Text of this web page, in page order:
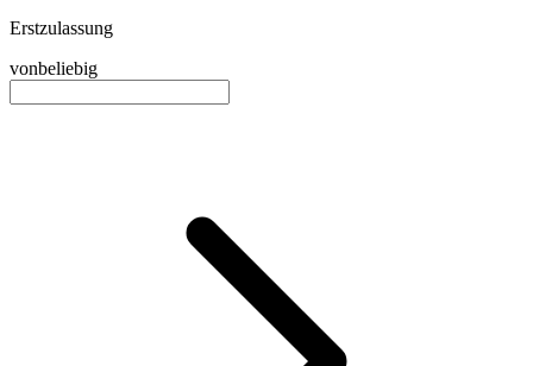
Erstzulassung
vonbeliebig